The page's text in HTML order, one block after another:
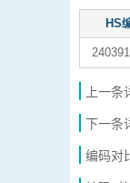
HS
上一条
下一条
编码对